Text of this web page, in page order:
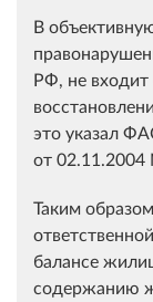
В
РФ, не входит
это указал
от
Таким
балансе
содержанию